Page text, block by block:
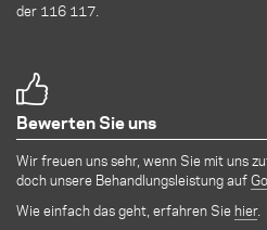
der 116 117.
Bewerten Sie uns
Wir freuen uns sehr, wenn Sie mit uns
doch unsere Behandlungsleistung auf
Wie einfach das geht, erfahren Siehier.